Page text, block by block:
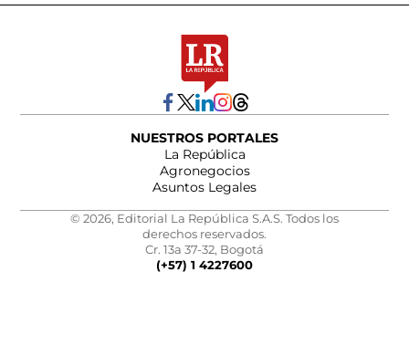
NUESTROS PORTALES
La República
Agronegocios
Asuntos Legales
© 2026, Editorial La República S.A.S. Todos los
derechos reservados.
Cr. 13a 37-32, Bogotá
(+57) 1 4227600